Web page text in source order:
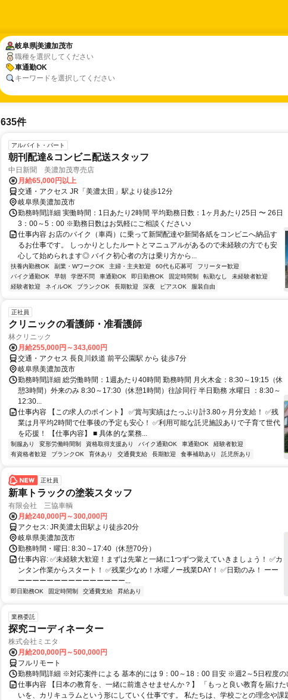
岐阜県美濃加茂市
職種を選択してください
車通勤OK
キーワードを選択してください
岐阜県美濃加茂市
車通勤OK
635件
アルバイト・パート
朝刊配達&コンビニ配送スタッフ
中日新聞 美濃加茂専売店
月給65,000円以上
交通・アクセス JR「美濃太田」駅より徒歩12分
岐阜県美濃加茂市
勤務時間詳細 実働時間：1日あたり2時間 平均勤務日数：1ヶ月あたり25日 〜 26日
3：00～5：00 ※勤務日数はお気軽にご相談ください♪
仕事内容 お店のバイク（車両）に乗って新聞配達や新聞各紙をコンビニへ納品す
るお仕事です。 しっかりとしたルートとマニュアルがあるので未経験の方でも安
心して始められます◎ バイク初心者の方は乗り方から...
扶養内勤務OK 副業・WワークOK 主婦・主夫歓迎 60代も応募可
フリーター歓迎
バイク通勤OK
早朝 学歴不問 車通勤OK 即日勤務OK 固定時間制 転勤なし
未経験者歓迎
経験者歓迎
ネイルOK ブランクOK 長期歓迎 深夜 ピアスOK 服装自由
正社員
クリニックの看護師・准看護師
林クリニック
月給255,000円～343,600円
交通・アクセス 長良川鉄道 前平公園駅 から 徒歩7分
岐阜県美濃加茂市
勤務時間詳細 総労働時間：1週あたり40時間 勤務時間 月火木金：8:30～19:15（休
憩3時間）外来のみ 8:30～17:30（休憩1時間）往診同行 半日勤務 水曜日 ：8:30～
12:30...
仕事内容 【この求人のポイント】 ✅賞与実績はたっぷり計3.80ヶ月分支給！ ✅残
業は月平均2時間で仕事後の予定も安心！ ✅利用可能な託児施設ありで子育て世代
を応援！ 【仕事内容】 ■ 具体的な業務...
制服あり 変形労働時間制 資格取得支援あり バイク通勤OK 車通勤OK
経験者歓迎
有資格者歓迎
ブランクOK 育休あり 交通費支給 長期歓迎 食事補助あり 託児所あり
正社員
新車トラックの塗装スタッフ
有限会社 三協車輌
月給240,000円～300,000円
アクセス: JR美濃太田駅より徒歩20分
岐阜県美濃加茂市
勤務時間・曜日: 8:30～17:40（休憩70分）
仕事内容: ✅未経験大歓迎！まずは先輩と一緒に1つずつ覚えていきましょう！ ✅カ
ンタン作業からスタート！ ✅残業少なめ！水曜ノー残業DAY！ ✅日勤のみ！ ーー
ーーーーーーーーーーーーーーー...
即日勤務OK 固定時間制 交通費支給 昇給あり
業務委託
探究コーディネーター
株式会社ミエタ
月給200,000円～500,000円
フルリモート
勤務時間詳細 ※対応案件による 基本的には 9：00～18：00 目安 ※週2～5日程度の
仕事内容 【日本の教育を、一緒に前進させませんか？】 「もっと良い教育を届け
いを、カリキュラムという形にしていく仕事です。 私たちは、学校ごとの理念や課